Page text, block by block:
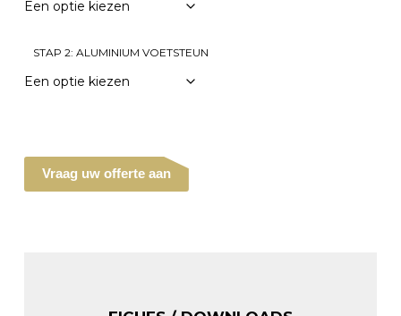
STAP 2: ALUMINIUM VOETSTEUN
Vraag uw offerte aan